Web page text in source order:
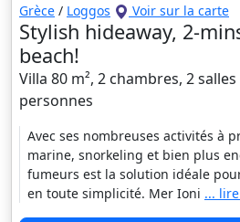
Grèce / Loggos Voir sur la carte
Stylish hideaway, 2-
beach!
Villa 80 m², 2 chambres, 2
personnes
Avec ses nombreuses activités à
marine, snorkeling et bien plus
fumeurs est la solution idéale
en toute simplicité. Mer Ioni ...